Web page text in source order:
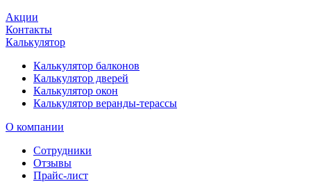
Акции
Контакты
Калькулятор
Калькулятор балконов
Калькулятор дверей
Калькулятор окон
Калькулятор веранды-терассы
О компании
Сотрудники
Отзывы
Прайс-лист